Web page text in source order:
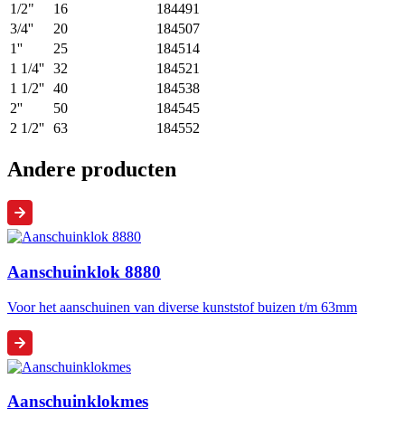
1/2"
16
184491
3/4''
20
184507
1''
25
184514
1 1/4'' 32
184521
1 1/2'' 40
184538
2''
50
184545
2 1/2'' 63 184552
Andere producten
Aanschuinklok 8880
Voor het aanschuinen van diverse kunststof buizen t/m 63mm
Aanschuinklokmes